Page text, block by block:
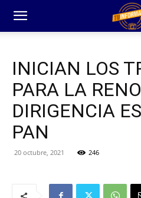
INICIAN LOS
PARA LA
DIRIGENCIA
PAN
20 octubre, 2021 246